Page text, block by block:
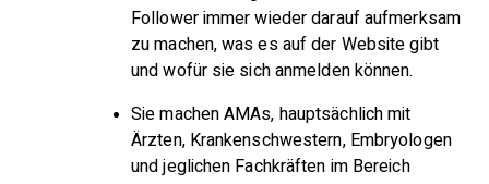
Follower immer wieder darauf aufmerksam
zu machen, was es auf der Website gibt
und wofür sie sich anmelden können.
Sie machen AMAs, hauptsächlich mit
Ärzten, Krankenschwestern, Embryologen
und jeglichen Fachkräften im Bereich